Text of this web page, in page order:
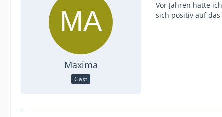
Maxima
Gast
Vor Jahren hatte
sich positiv auf